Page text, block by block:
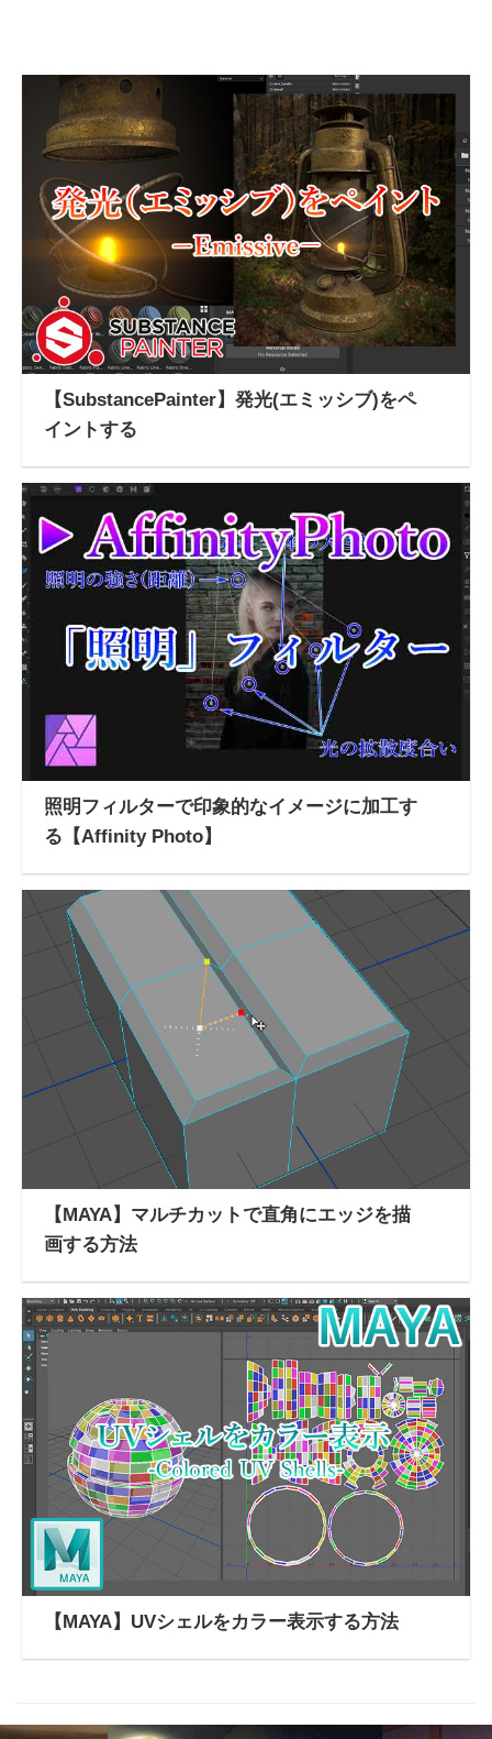
【SubstancePainter】発光(エミッシブ)をペ
イントする
照明フィルターで印象的なイメージに加工す
る【Affinity Photo】
【MAYA】マルチカットで直角にエッジを描
画する方法
【MAYA】UVシェルをカラー表示する方法